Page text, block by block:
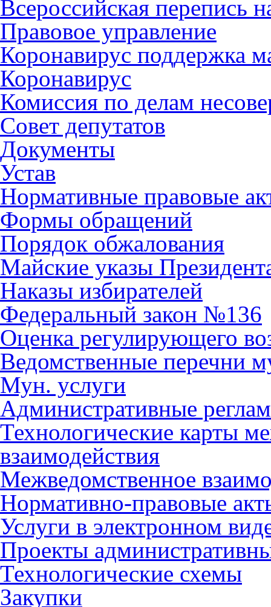
Всероссийская перепись
Правовое управление
Коронавирус поддержка
Коронавирус
Комиссия по делам
Совет депутатов
Документы
Устав
Нормативные правовые
Формы обращений
Порядок обжалования
Майские указы
Наказы избирателей
Федеральный закон №136
Оценка регулирующего
Ведомственные перечни
Мун. услуги
Административные
Технологические карты
взаимодействия
Межведомственное
Нормативно-правовые
Услуги в электронном
Проекты
Технологические схемы
Закупки